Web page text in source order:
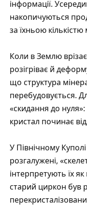
інформації.
накопичуються
за їхньою
Коли в Землю
розігріває й
що структура
перебудовується.
«скидання до
кристал починає
У Північному
розгалужені,
інтерпретують їх
старий циркон був